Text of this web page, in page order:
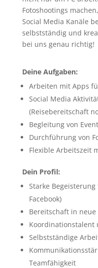
Fotoshootings
Social Media Kanäle
selbstständig und
bei uns genau richtig!
Deine Aufgaben:
Arbeiten mit Apps
Social Media
(Reisebereitschaft
Begleitung von
Durchführung von
Flexible Arbeitszeit
Dein Profil:
Starke
Facebook)
Bereitschaft in
Selbstständige
Teamfähigkeit